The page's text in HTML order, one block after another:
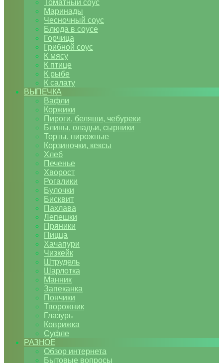
Томатный соус
Маринады
Чесночный соус
Блюда в соусе
Горчица
Грибной соус
К мясу
К птице
К рыбе
К салату
ВЫПЕЧКА
Вафли
Коржики
Пироги, беляши, чебуреки
Блины, оладьи, сырники
Торты, пирожные
Корзиночки, кексы
Хлеб
Печенье
Хворост
Рогалики
Булочки
Бисквит
Пахлава
Лепешки
Пряники
Пицца
Хачапури
Чизкейк
Штрудель
Шарлотка
Манник
Запеканка
Пончики
Творожник
Глазурь
Коврижка
Суфле
РАЗНОЕ
Обзор интернета
Бытовые вопросы